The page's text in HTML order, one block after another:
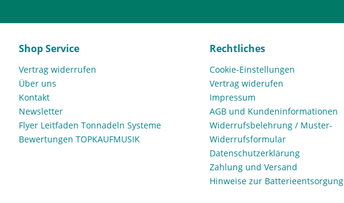
Shop Service
Vertrag widerrufen
Über uns
Kontakt
Newsletter
Flyer Leitfaden Tonnadeln Systeme
Bewertungen TOPKAUFMUSIK
Rechtliches
Cookie-Einstellungen
Vertrag widerufen
Impressum
AGB und Kundeninformationen
Widerrufsbelehrung / Muster-
Widerrufsformular
Datenschutzerklärung
Zahlung und Versand
Hinweise zur Batterieentsorgung